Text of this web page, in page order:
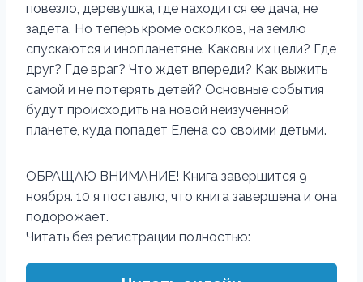
повезло, деревушка, где находится ее дача, не
задета. Но теперь кроме осколков, на землю
спускаются и инопланетяне. Каковы их цели? Где
друг? Где враг? Что ждет впереди? Как выжить
самой и не потерять детей? Основные события
будут происходить на новой неизученной
планете, куда попадет Елена со своими детьми.
ОБРАЩАЮ ВНИМАНИЕ! Книга завершится 9
ноября. 10 я поставлю, что книга завершена и она
подорожает.
Читать без регистрации полностью: